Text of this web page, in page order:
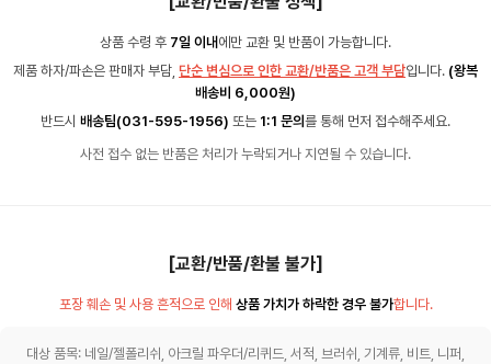
상품 수령 후 7일 이내 에만 교환 및 반품이 가능합니다.
제품 하자/파손은 판매자 부담, 단순 변심으로 인한 교환/반품은 고객 부담입니다. (왕복
배송비 6,000원)
반드시 배송팀(031-595-1956) 또는 1:1 문의 를 통해 먼저 접수해주세요.
사전 접수 없는 반품은 처리가 누락되거나 지연될 수 있습니다.
[교환/반품/환불 불가]
포장 훼손 및 사용 흔적으로 인해 상품 가치가 하락한 경우 불가합니다.
대상 품목: 네일/젤폴리쉬, 아크릴 파우더/리퀴드, 서적, 브러쉬, 기계류, 비트, 니퍼,